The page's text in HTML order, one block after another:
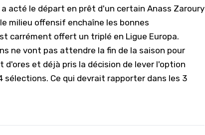
a acté le départ en prêt d'un certain Anass Zaroury
milieu offensif enchaîne les bonnes
carrément offert un triplé en Ligue Europa.
ne vont pas attendre la fin de la saison pour
d'ores et déjà pris la décision de lever l'option
Ce qui devrait rapporter dans les 3